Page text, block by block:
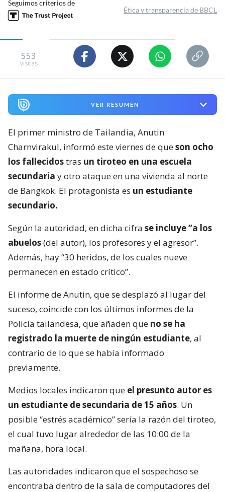
Seguimos criterios de
Ética y transparencia de BBCL
553
visitas
VER RESUMEN
El primer ministro de Tailandia, Anutin
Charnvirakul, informó este viernes de queson ocho
los fallecidostras un tiroteo en una escuela
secundaria y otro ataque en una vivienda al norte
de Bangkok. El protagonista es un estudiante
secundario.
Según la autoridad, en dicha cifra se incluye “a los
abuelos(del autor), los profesores y el agresor”.
Además, hay “30 heridos, de los cuales nueve
permanecen en estado crítico”.
El informe de Anutin, que se desplazó al lugar del
suceso, coincide con los últimos informes de la
Policía tailandesa, que añaden que no se ha
registrado la muerte de ningún estudiante, al
contrario de lo que se había informado
previamente.
Medios locales indicaron que el presunto autor es
un estudiante de secundaria de 15 años. Un
posible “estrés académico” sería la razón del tiroteo,
el cual tuvo lugar alrededor de las 10:00 de la
mañana, hora local.
Las autoridades indicaron que el sospechoso se
encontraba dentro de la sala de computadores del